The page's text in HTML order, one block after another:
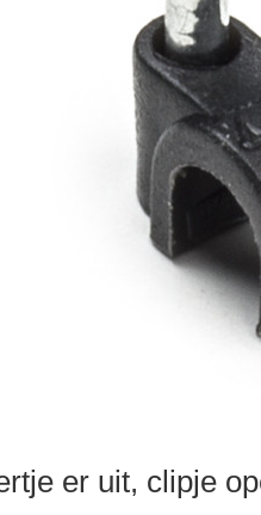
er uit, clipje